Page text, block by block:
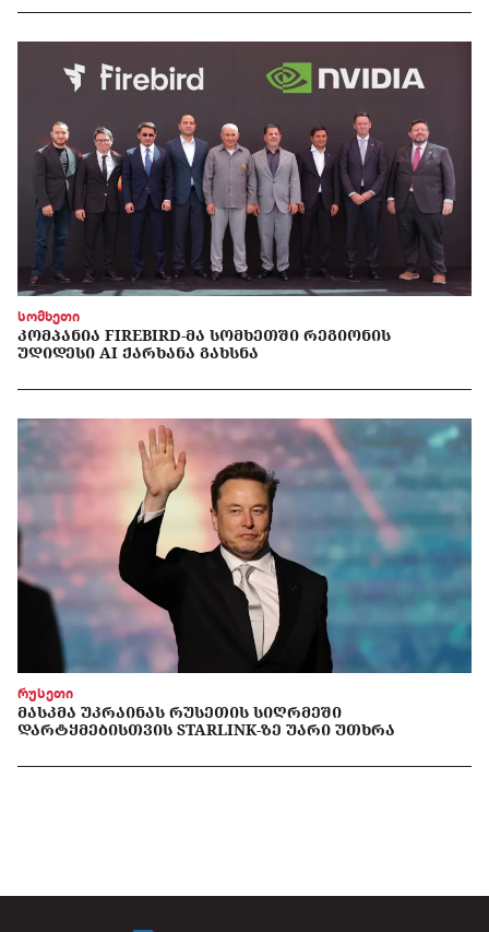
სომხეთი
ᲙᲝᲛᲞᲐᲜᲘᲐ FIREBIRD-ᲛᲐ ᲡᲝᲛᲮᲔᲗᲨᲘ ᲠᲔᲒᲘᲝᲜᲘᲡ
ᲣᲓᲘᲓᲔᲡᲘ AI ᲥᲐᲠᲮᲐᲜᲐ ᲒᲐᲮᲡᲜᲐ
რუსეთი
ᲛᲐᲡᲙᲛᲐ ᲣᲙᲠᲐᲘᲜᲐᲡ ᲠᲣᲡᲔᲗᲘᲡ ᲡᲘᲦᲠᲛᲔᲨᲘ
ᲓᲐᲠᲢᲧᲛᲔᲑᲘᲡᲗᲕᲘᲡ STARLINK-ᲖᲔ ᲣᲐᲠᲘ ᲣᲗᲮᲠᲐ